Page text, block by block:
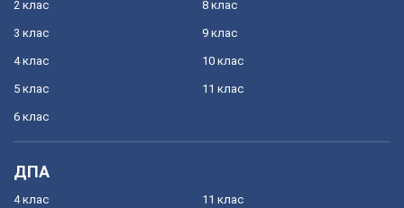
2 клас
3 клас
4 клас
5 клас
6 клас
8 клас
9 клас
10 клас
11 клас
ДПА
4 клас 11 клас